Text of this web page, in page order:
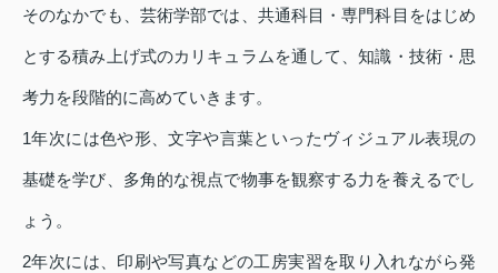
そのなかでも、芸術学部では、共通科目・専門科目をはじめ
とする積み上げ式のカリキュラムを通して、知識・技術・思
考力を段階的に高めていきます。
1年次には色や形、文字や言葉といったヴィジュアル表現の
基礎を学び、多角的な視点で物事を観察する力を養えるでし
ょう。
2年次には、印刷や写真などの工房実習を取り入れながら発